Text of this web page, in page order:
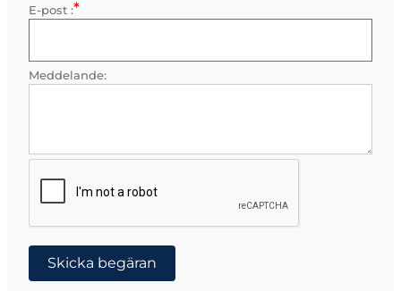
E-post :*Obligatorisk
Meddelande:
Skicka begäran